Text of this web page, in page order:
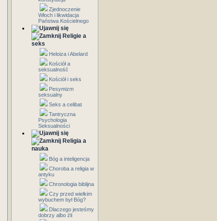
Zjednoczenie
Włoch i likwidacja
Państwa Kościelnego
Religie a
seks
Heloiza i Abelard
Kościół a
seksualność
Kościół i seks
Pesymizm
seksualny
Seks a celibat
Tantryczna
Psychologia
Seksualności
Religia a
nauka
Bóg a inteligencja
Choroba a religia w
antyku
Chronologia biblijna
Czy przed wielkim
wybuchem był Bóg?
Dlaczego jesteśmy
dobrzy albo źli